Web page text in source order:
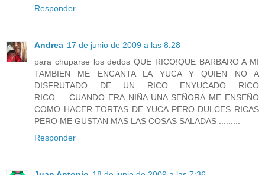
Responder
Andrea 17 de junio de 2009 a las 8:28
para chuparse los dedos QUE RICO!QUE BARBARO A MI
TAMBIEN ME ENCANTA LA YUCA Y QUIEN NO A
DISFRUTADO DE UN RICO ENYUCADO RICO
RICO......CUANDO ERA NIÑA UNA SEÑORA ME ENSEÑO
COMO HACER TORTAS DE YUCA PERO DULCES RICAS
PERO ME GUSTAN MAS LAS COSAS SALADAS .........
Responder